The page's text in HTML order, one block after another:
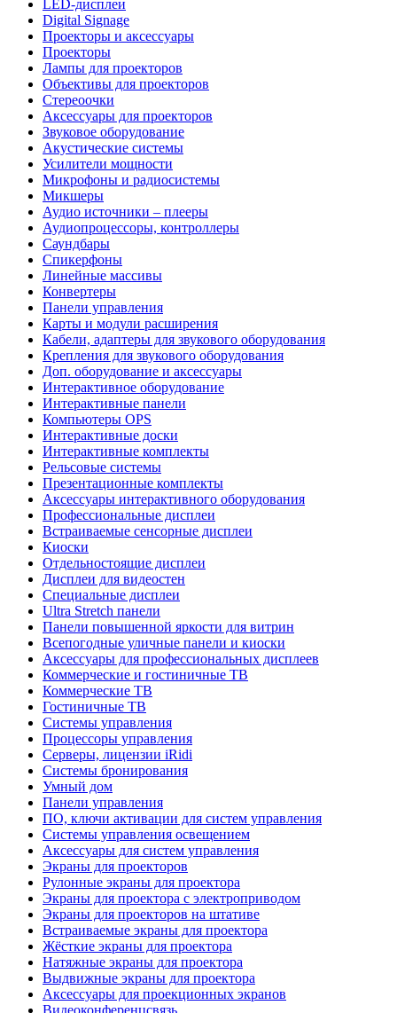
LED-дисплеи
Digital Signage
Проекторы и аксессуары
Проекторы
Лампы для проекторов
Объективы для проекторов
Стереоочки
Аксессуары для проекторов
Звуковое оборудование
Акустические системы
Усилители мощности
Микрофоны и радиосистемы
Микшеры
Аудио источники – плееры
Аудиопроцессоры, контроллеры
Саундбары
Спикерфоны
Линейные массивы
Конвертеры
Панели управления
Карты и модули расширения
Кабели, адаптеры для звукового оборудования
Крепления для звукового оборудования
Доп. оборудование и аксессуары
Интерактивное оборудование
Интерактивные панели
Компьютеры OPS
Интерактивные доски
Интерактивные комплекты
Рельсовые системы
Презентационные комплекты
Аксессуары интерактивного оборудования
Профессиональные дисплеи
Встраиваемые сенсорные дисплеи
Киоски
Отдельностоящие дисплеи
Дисплеи для видеостен
Специальные дисплеи
Ultra Stretch панели
Панели повышенной яркости для витрин
Всепогодные уличные панели и киоски
Аксессуары для профессиональных дисплеев
Коммерческие и гостиничные ТВ
Коммерческие ТВ
Гостиничные ТВ
Системы управления
Процессоры управления
Серверы, лицензии iRidi
Системы бронирования
Умный дом
Панели управления
ПО, ключи активации для систем управления
Системы управления освещением
Аксессуары для систем управления
Экраны для проекторов
Рулонные экраны для проектора
Экраны для проектора с электроприводом
Экраны для проекторов на штативе
Встраиваемые экраны для проектора
Жёсткие экраны для проектора
Натяжные экраны для проектора
Выдвижные экраны для проектора
Аксессуары для проекционных экранов
Видеоконференцсвязь